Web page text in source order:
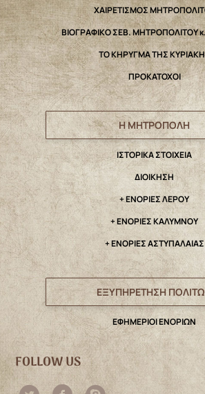
ΧΑΙΡΕΤΙΣΜΟΣ
ΒΙΟΓΡΑΦΙΚΟ ΣΕΒ. ΜΗΤΡΟΠΟΛΙΤΟΥ
ΤΟ ΚΗΡΥΓΜΑ ΤΗΣ
ΠΡΟΚΑΤΟΧΟΙ
Η ΜΗΤΡΟΠΟΛΗ
IΣΤΟΡΙΚΑ ΣΤΟΙΧΕΙΑ
ΔΙΟΙΚΗΣΗ
+ ΕΝΟΡΙΕΣ ΛΕΡΟΥ
+ ΕΝΟΡΙΕΣ ΚΑΛΥΜΝΟΥ
+ ΕΝΟΡΙΕΣ ΑΣΤΥΠΑΛΑΙΑΣ
ΕΞΥΠΗΡΕΤΗΣΗ
ΕΦΗΜΕΡΙΟΙ ΕΝΟΡΙΩΝ
FOLLOW US